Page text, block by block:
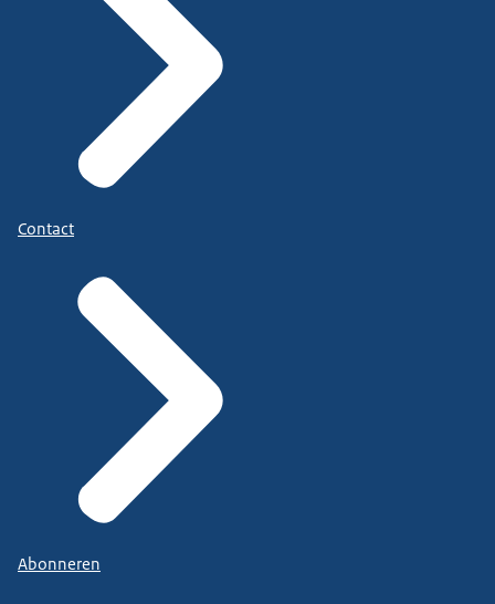
Contact
Abonneren